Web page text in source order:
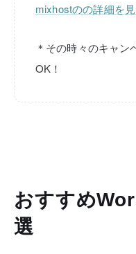
mixhostのの詳細を見
＊その時々のキャ
OK！
おすすめ
選